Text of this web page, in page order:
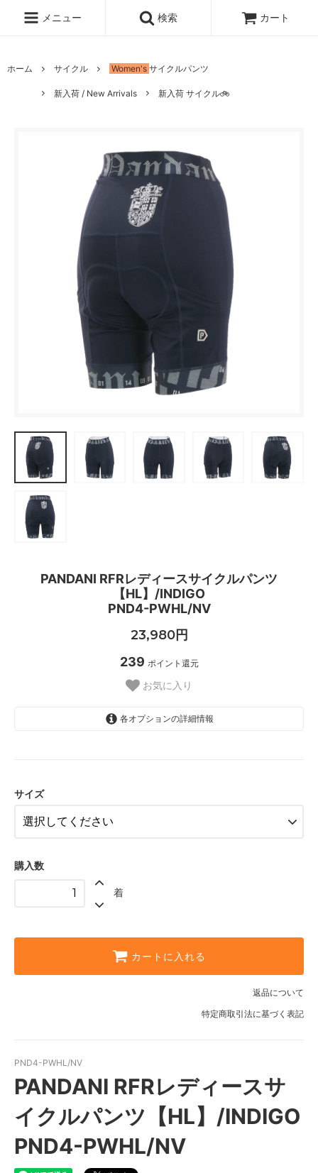
メニュー 検索 カート
ホーム サイクル Women's サイクルパンツ
新入荷 / New Arrivals 新入荷 サイクル🚲
PANDANI RFRレディースサイクルパンツ
【HL】/INDIGO
PND4-PWHL/NV
23,980円
239 ポイント還元
お気に入り
各オプションの詳細情報
サイズ
購入数
着
カートに入れる
返品について
特定商取引法に基づく表記
PND4-PWHL/NV
PANDANI RFRレディースサ
イクルパンツ【HL】/INDIGO
PND4-PWHL/NV